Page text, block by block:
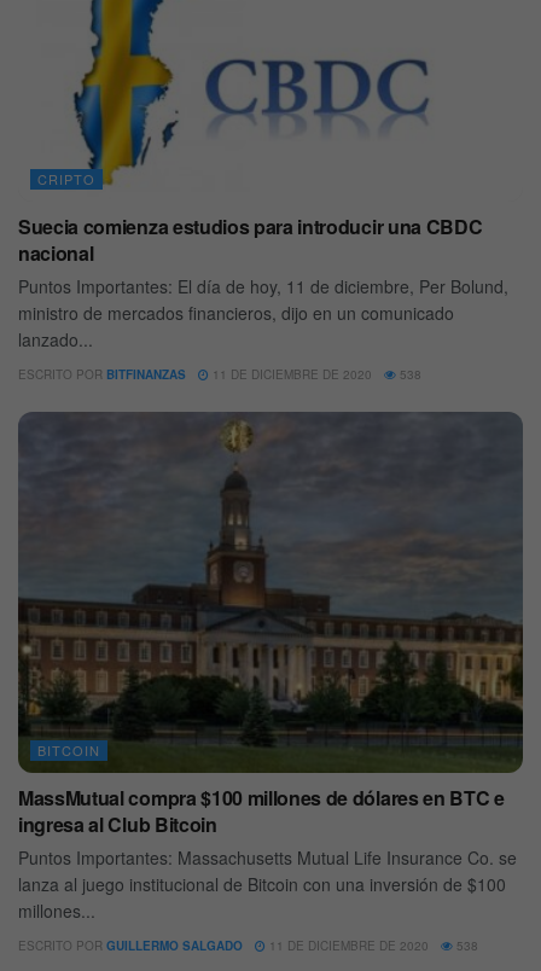
CRIPTO
Suecia comienza estudios para introducir una CBDC
nacional
Puntos Importantes: El día de hoy, 11 de diciembre, Per Bolund,
ministro de mercados financieros, dijo en un comunicado
lanzado...
ESCRITO POR BITFINANZAS 11 DE DICIEMBRE DE 2020 538
BITCOIN
MassMutual compra $100 millones de dólares en BTC e
ingresa al Club Bitcoin
Puntos Importantes: Massachusetts Mutual Life Insurance Co. se
lanza al juego institucional de Bitcoin con una inversión de $100
millones...
ESCRITO POR GUILLERMO SALGADO 11 DE DICIEMBRE DE 2020 538